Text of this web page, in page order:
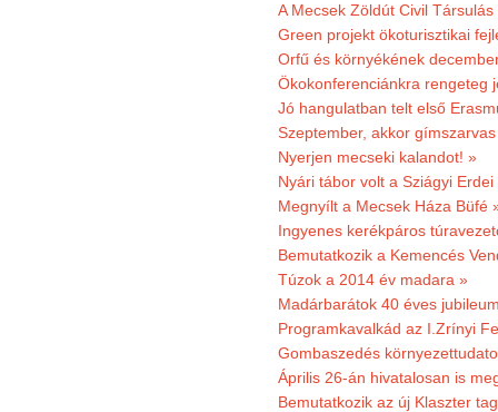
A Mecsek Zöldút Civil
Green projekt ökoturisztikai
Orfű és környékének
Ökokonferenciánkra rengeteg
Jó hangulatban telt első
Szeptember, akkor
Nyerjen mecseki kalandot! »
Nyári tábor volt a Sziágyi
Megnyílt a Mecsek Háza Büfé
Ingyenes kerékpáros
Bemutatkozik a Kemencés
Túzok a 2014 év madara »
Madárbarátok 40 éves
Programkavalkád az I.Zrínyi
Gombaszedés
Április 26-án hivatalosan is
Bemutatkozik az új Klaszter